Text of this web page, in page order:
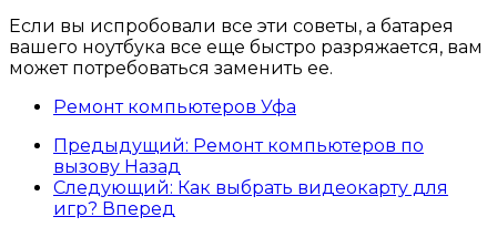
Если вы испробовали все эти советы, а батарея
вашего ноутбука все еще быстро разряжается, вам
может потребоваться заменить ее.
Ремонт компьютеров Уфа
Предыдущий: Ремонт компьютеров по
вызову Назад
Следующий: Как выбрать видеокарту для
игр? Вперед